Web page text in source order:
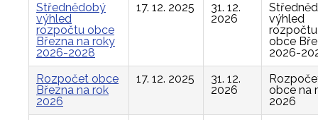
Střednědobý
výhled
rozpočtu obce
Března na roky
2026-2028
17. 12. 2025
31. 12.
2026
výhled
rozpočtu
obce
2026-
Rozpočet obce
Března na rok
2026
17. 12. 2025
31. 12.
2026
obce na
2026